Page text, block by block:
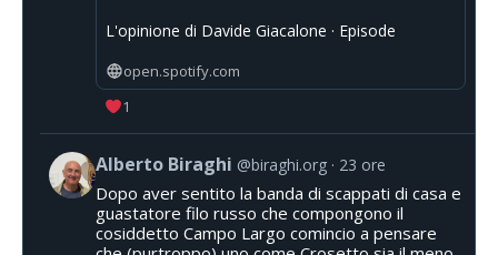
L'opinione di Davide Giacalone · Episode
open.spotify.com
1
Alberto Biraghi @biraghi.org 23 ore
Dopo aver sentito la banda di scappati di casa e
guastatore filo russo che compongono il
cosiddetto Campo Largo comincio a pensare